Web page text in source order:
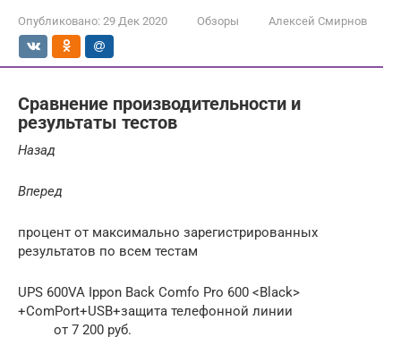
Опубликовано: 29 Дек 2020 Обзоры Алексей Смирнов
Сравнение производительности и
результаты тестов
Назад
Вперед
процент от максимально зарегистрированных
результатов по всем тестам
UPS 600VA Ippon Back Comfo Pro 600 <Black>
+ComPort+USB+защита телефонной линии
от 7 200 руб.